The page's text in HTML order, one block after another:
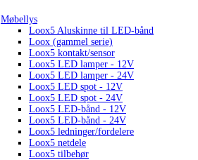
Møbellys
Loox5 Aluskinne til LED-bånd
Loox (gammel serie)
Loox5 kontakt/sensor
Loox5 LED lamper - 12V
Loox5 LED lamper - 24V
Loox5 LED spot - 12V
Loox5 LED spot - 24V
Loox5 LED-bånd - 12V
Loox5 LED-bånd - 24V
Loox5 ledninger/fordelere
Loox5 netdele
Loox5 tilbehør